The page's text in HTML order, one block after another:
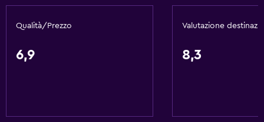
Qualità/Prezzo
6,9
Valutazione
8,3